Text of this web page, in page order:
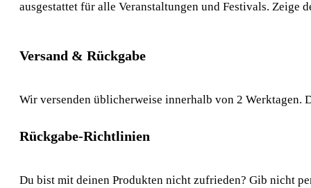
ausgestattet für alle Veranstaltungen und Festivals. Zeige
Versand & Rückgabe
Wir versenden üblicherweise innerhalb von 2 Werktagen.
Rückgabe-Richtlinien
Du bist mit deinen Produkten nicht zufrieden? Gib nicht